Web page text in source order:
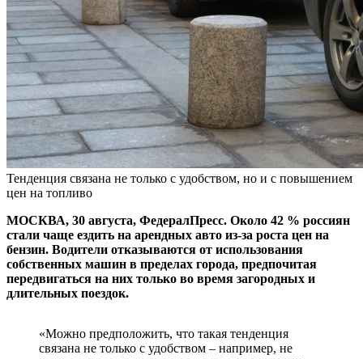
Тенденция связана не только с удобством, но и с повышением
цен на топливо
МОСКВА, 30 августа, ФедералПресс. Около 42 % россиян
стали чаще ездить на арендных авто из-за роста цен на
бензин. Водители отказываются от использования
собственных машин в пределах города, предпочитая
передвигаться на них только во время загородных и
длительных поездок.
«Можно предположить, что такая тенденция
связана не только с удобством – например, не